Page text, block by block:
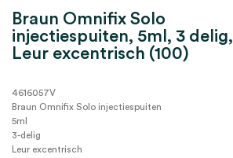
Braun Omnifix Solo
injectiespuiten, 5ml, 3 delig,
Leur excentrisch (100)
4616057V
Braun Omnifix Solo injectiespuiten
5ml
3-delig
Leur excentrisch